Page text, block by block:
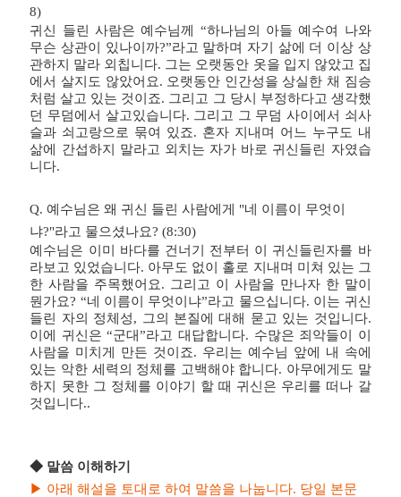
8)
귀신 들린 사람은 예수님께 “하나님의 아들 예수여 나와
무슨 상관이 있나이까?”라고 말하며 자기 삶에 더 이상 상
관하지 말라 외칩니다. 그는 오랫동안 옷을 입지 않았고 집
에서 살지도 않았어요. 오랫동안 인간성을 상실한 채 짐승
처럼 살고 있는 것이죠. 그리고 그 당시 부정하다고 생각했
던 무덤에서 살고있습니다. 그리고 그 무덤 사이에서 쇠사
슬과 쇠고랑으로 묶여 있죠. 혼자 지내며 어느 누구도 내
삶에 간섭하지 말라고 외치는 자가 바로 귀신들린 자였습
니다.
Q. 예수님은 왜 귀신 들린 사람에게 "네 이름이 무엇이
냐?"라고 물으셨나요? (8:30)
예수님은 이미 바다를 건너기 전부터 이 귀신들린자를 바
라보고 있었습니다. 아무도 없이 홀로 지내며 미쳐 있는 그
한 사람을 주목했어요. 그리고 이 사람을 만나자 한 말이
뭔가요? “네 이름이 무엇이냐”라고 물으십니다. 이는 귀신
들린 자의 정체성, 그의 본질에 대해 묻고 있는 것입니다.
이에 귀신은 “군대”라고 대답합니다. 수많은 죄악들이 이
사람을 미치게 만든 것이죠. 우리는 예수님 앞에 내 속에
있는 악한 세력의 정체를 고백해야 합니다. 아무에게도 말
하지 못한 그 정체를 이야기 할 때 귀신은 우리를 떠나 갈
것입니다..
◆ 말씀 이해하기
▶ 아래 해설을 토대로 하여 말씀을 나눕니다. 당일 본문